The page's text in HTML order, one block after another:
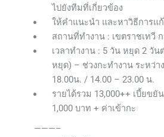
ไปยังทีมที่เกี่ยวข้อง
ให้คำแนะนำ และหาวิธีการแ
สถานที่ทำงาน : เขตราชเทวี
เวลาทำงาน : 5 วัน หยุด 2 วั
หยุด) – ช่วงกะทำงาน ระหว่า
18.00น. / 14.00 – 23.00 น.
รายได้รวม 13,000++ เบี้ยขยั
1,000 บาท + ค่าเข้ากะ
———–